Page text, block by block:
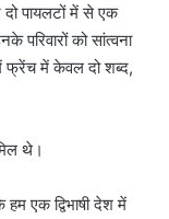
दो पायलटों में से एक
परिवारों को सांत्वना
में फ्रेंच में केवल दो शब्द,
थे।
एक द्विभाषी देश में